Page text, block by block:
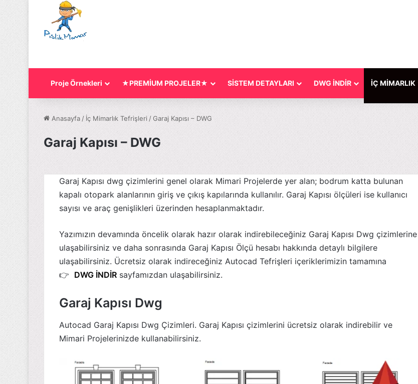
Proje Örnekleri ★PREMİUM PROJELER★ SİSTEM DETAYLARI DWG İNDİR İÇ MİMARLIK
Anasayfa /İç Mimarlık Tefrişleri /Garaj Kapısı – DWG
Garaj Kapısı – DWG
Garaj Kapısı dwg çizimlerini genel olarak Mimari Projelerde yer alan; bodrum katta bulunan
kapalı otopark alanlarının giriş ve çıkış kapılarında kullanılır. Garaj Kapısı ölçüleri ise kullanıcı
sayısı ve araç genişlikleri üzerinden hesaplanmaktadır.
Yazımızın devamında öncelik olarak hazır olarak indirebileceğiniz Garaj Kapısı Dwg çizimlerine
ulaşabilirsiniz ve daha sonrasında Garaj Kapısı Ölçü hesabı hakkında detaylı bilgilere
ulaşabilirsiniz. Ücretsiz olarak indireceğiniz Autocad Tefrişleri içeriklerimizin tamamına
👉 DWG İNDİR sayfamızdan ulaşabilirsiniz.
Garaj Kapısı Dwg
Autocad Garaj Kapısı Dwg Çizimleri. Garaj Kapısı çizimlerini ücretsiz olarak indirebilir ve
Mimari Projelerinizde kullanabilirsiniz.